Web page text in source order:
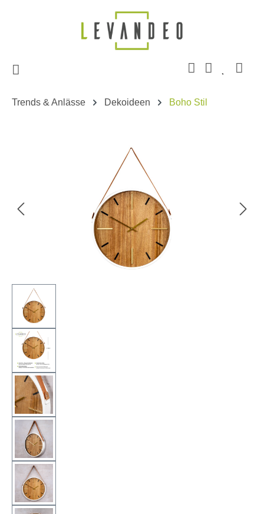
Zum Hauptinhalt springen
Trends & Anlässe Dekoideen Boho Stil